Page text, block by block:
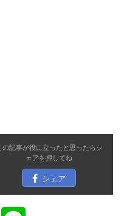
の記事が役に立ったと思ったらシ
ェアを押してね
シェア